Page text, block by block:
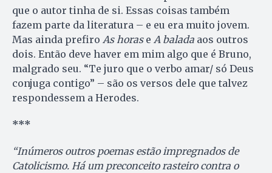
que o autor tinha de si. Essas coisas também
fazem parte da literatura – e eu era muito jovem.
Mas ainda prefiro As horas e A balada aos outros
dois. Então deve haver em mim algo que é Bruno,
malgrado seu. “Te juro que o verbo amar/ só Deus
conjuga contigo” – são os versos dele que talvez
respondessem a Herodes.
***
“Inúmeros outros poemas estão impregnados de
Catolicismo. Há um preconceito rasteiro contra o